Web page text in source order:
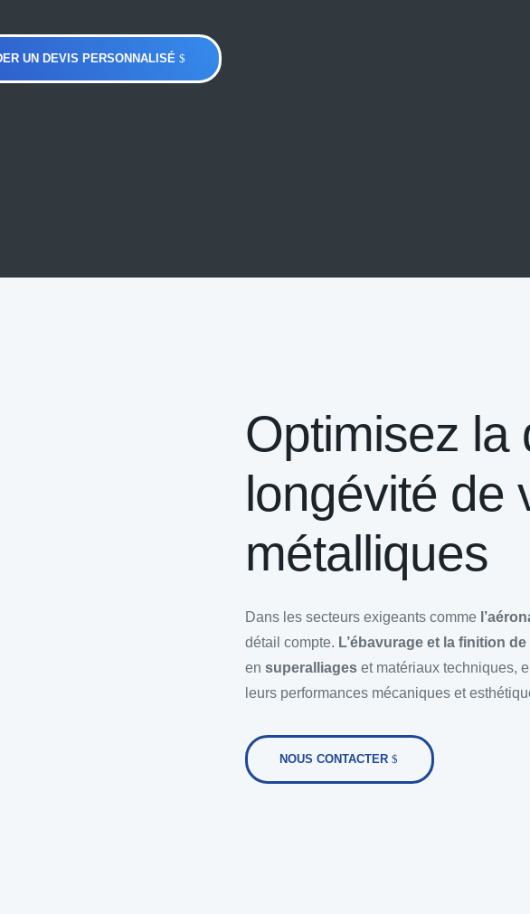
UN DEVIS PERSONNALISÉ
Optimisez la
longévité de
métalliques
Dans les secteurs exigeants comme
détail compte. L’ébavurage et la finition
en superalliages et matériaux techniques,
leurs performances mécaniques et
NOUS CONTACTER